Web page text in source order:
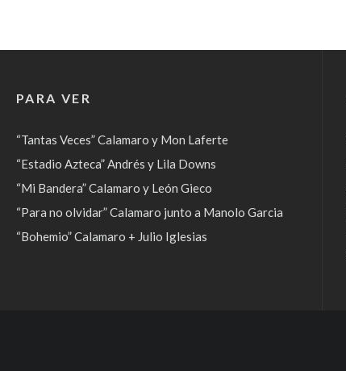
PARA VER
“Tantas Veces” Calamaro y Mon Laferte
“Estadio Azteca” Andrés y Lila Downs
“Mi Bandera” Calamaro y León Gieco
“Para no olvidar” Calamaro junto a Manolo Garcia
“Bohemio” Calamaro + Julio Iglesias